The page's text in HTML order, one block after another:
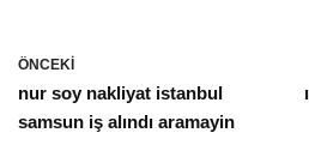
ÖNCEKI
nur soy nakliyat istanbul
samsun iş alındı aramayin